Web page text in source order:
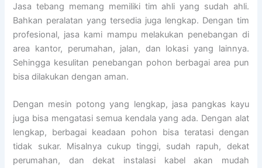
Jasa tebang memang memiliki tim ahli yang sudah ahli.
Bahkan peralatan yang tersedia juga lengkap. Dengan tim
profesional, jasa kami mampu melakukan penebangan di
area kantor, perumahan, jalan, dan lokasi yang lainnya.
Sehingga kesulitan penebangan pohon berbagai area pun
bisa dilakukan dengan aman.
Dengan mesin potong yang lengkap, jasa pangkas kayu
juga bisa mengatasi semua kendala yang ada. Dengan alat
lengkap, berbagai keadaan pohon bisa teratasi dengan
tidak sukar. Misalnya cukup tinggi, sudah rapuh, dekat
perumahan, dan dekat instalasi kabel akan mudah